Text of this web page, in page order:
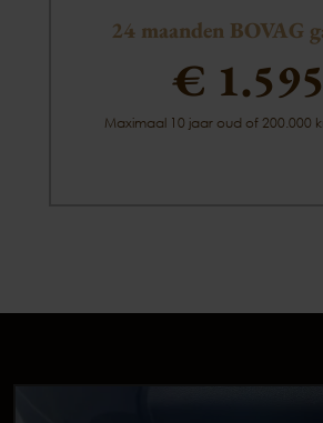
24 maanden BOVAG
€ 1.595
Maximaal 10 jaar oud of 200.000